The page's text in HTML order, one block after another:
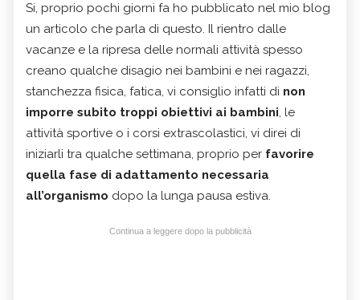
Si, proprio pochi giorni fa ho pubblicato nel mio blog
un articolo che parla di questo. Il rientro dalle
vacanze e la ripresa delle normali attività spesso
creano qualche disagio nei bambini e nei ragazzi,
stanchezza fisica, fatica, vi consiglio infatti di non
imporre subito troppi obiettivi ai bambini, le
attività sportive o i corsi extrascolastici, vi direi di
iniziarli tra qualche settimana, proprio per favorire
quella fase di adattamento necessaria
all’organismo dopo la lunga pausa estiva.
Continua a leggere dopo la pubblicità